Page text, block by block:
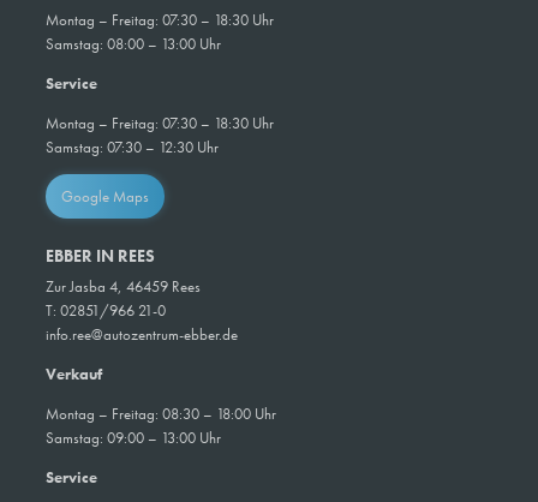
Montag – Freitag: 07:30 – 18:30 Uhr
Samstag: 08:00 – 13:00 Uhr
Service
Montag – Freitag: 07:30 – 18:30 Uhr
Samstag: 07:30 – 12:30 Uhr
Google Maps
EBBER IN REES
Zur Jasba 4, 46459 Rees
T: 02851/966 21-0
info.ree@autozentrum-ebber.de
Verkauf
Montag – Freitag: 08:30 – 18:00 Uhr
Samstag: 09:00 – 13:00 Uhr
Service